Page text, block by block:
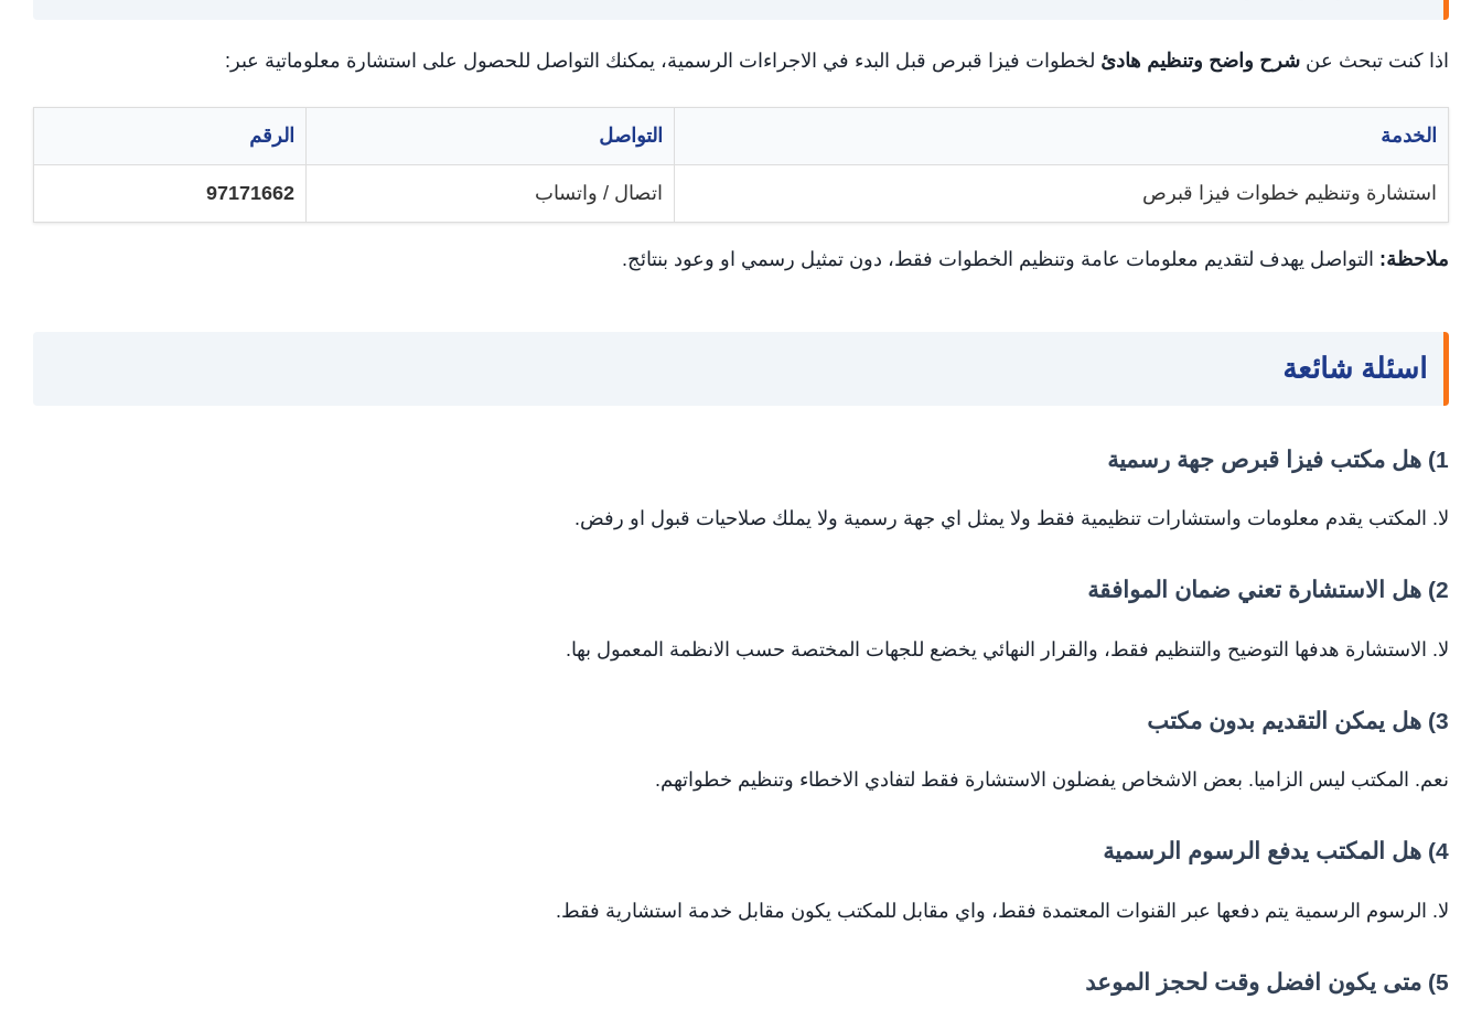
اذا كنت تبحث عن شرح واضح وتنظيم هادئ لخطوات فيزا قبرص قبل البدء في الاجراءات الرسمية، يمكنك التواصل للحصول على استشارة معلوماتية عبر:
الخدمة التواصل الرقم
استشارة وتنظيم خطوات فيزا قبرص اتصال / واتساب 97171662
ملاحظة: التواصل يهدف لتقديم معلومات عامة وتنظيم الخطوات فقط، دون تمثيل رسمي او وعود بنتائج.
اسئلة شائعة
1) هل مكتب فيزا قبرص جهة رسمية
لا. المكتب يقدم معلومات واستشارات تنظيمية فقط ولا يمثل اي جهة رسمية ولا يملك صلاحيات قبول او رفض.
2) هل الاستشارة تعني ضمان الموافقة
لا. الاستشارة هدفها التوضيح والتنظيم فقط، والقرار النهائي يخضع للجهات المختصة حسب الانظمة المعمول بها.
3) هل يمكن التقديم بدون مكتب
نعم. المكتب ليس الزاميا. بعض الاشخاص يفضلون الاستشارة فقط لتفادي الاخطاء وتنظيم خطواتهم.
4) هل المكتب يدفع الرسوم الرسمية
لا. الرسوم الرسمية يتم دفعها عبر القنوات المعتمدة فقط، واي مقابل للمكتب يكون مقابل خدمة استشارية فقط.
5) متى يكون افضل وقت لحجز الموعد